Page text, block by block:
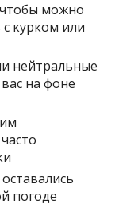
можно
курком или
нейтральные
на фоне
погоде